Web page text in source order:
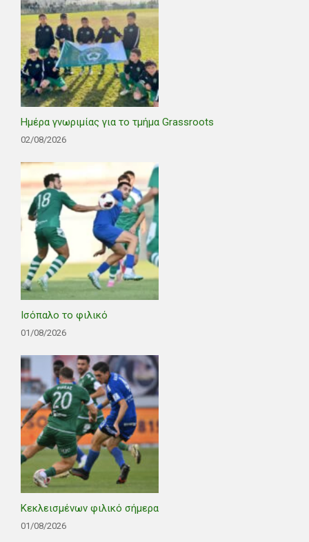
Ημέρα γνωριμίας για το τμήμα Grassroots
02/08/2026
Ισόπαλο το φιλικό
01/08/2026
Κεκλεισμένων φιλικό σήμερα
01/08/2026